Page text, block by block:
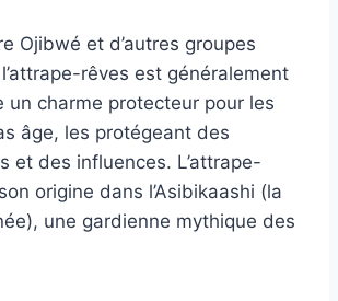
Ojibwé et d’autres groupes
rêves est généralement
un charme protecteur pour les
âge, les protégeant des
et des influences. L’attrape-
origine dans l’Asibikaashi (la
une gardienne mythique des